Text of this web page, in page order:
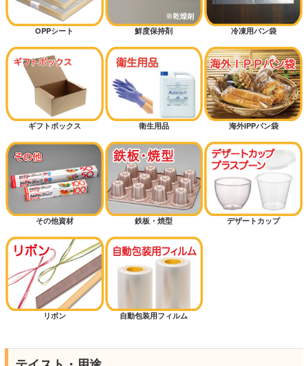
OPPシート 鮮度保持剤 冷凍用パン袋
ギフトボックス 衛生用品 海外IPPパン袋
その他資材 鉄板・焼型 デザートカップ
リボン 自動包装用フィルム